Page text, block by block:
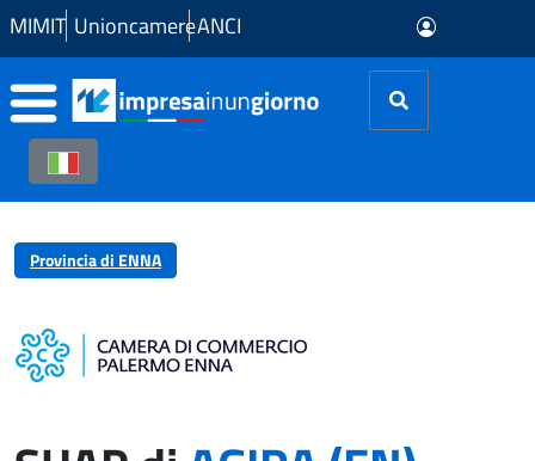
Skip to Main Content
MIMIT UnioncamereANCI
Provincia di ENNA